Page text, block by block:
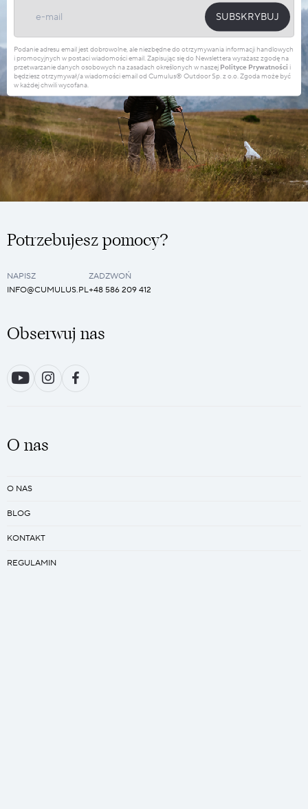
SUBSKRYBUJ
Podanie adresu email jest dobrowolne, ale niezbędne do otrzymywania informacji handlowych
i promocyjnych w postaci wiadomości email. Zapisując się do Newslettera wyrażasz zgodę na
przetwarzanie danych osobowych na zasadach określonych w naszej Polityce Prywatności i
będziesz otrzymywał/a wiadomości email od Cumulus® Outdoor Sp. z o.o. Zgoda może być
w każdej chwili wycofana.
Potrzebujesz pomocy?
NAPISZ
INFO@CUMULUS.PL
ZADZWOŃ
+48 586 209 412
Obserwuj nas
O nas
O NAS
BLOG
KONTAKT
REGULAMIN